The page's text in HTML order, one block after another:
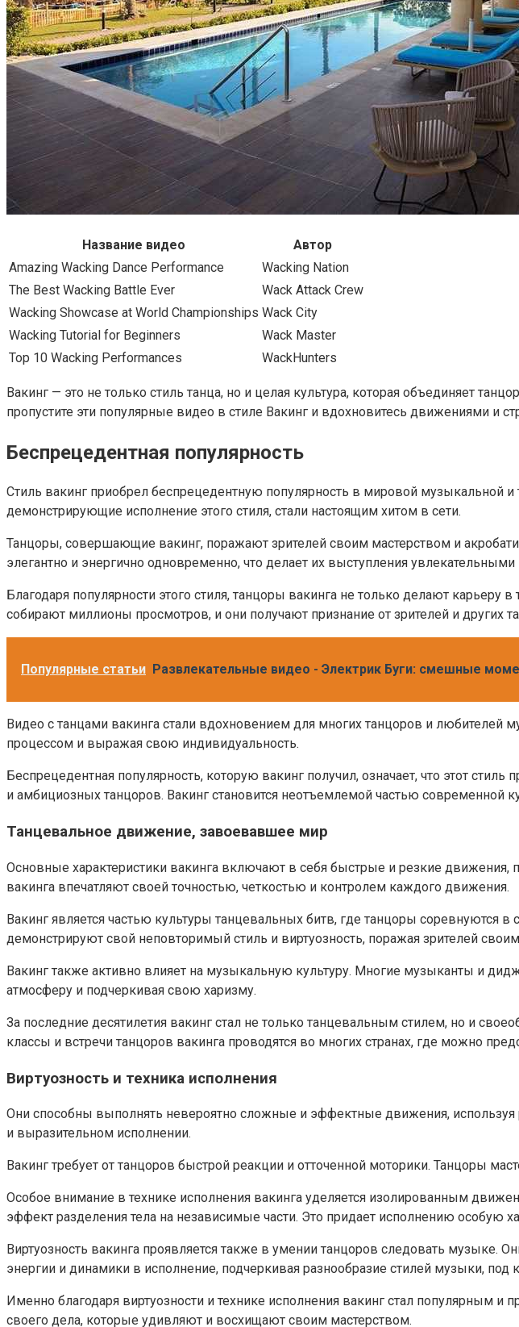
Название видео
Автор
Amazing Wacking Dance Performance
Wacking Nation
The Best Wacking Battle Ever
Wack Attack Crew
Wacking Showcase at World Championships Wack City
Wacking Tutorial for Beginners
Wack Master
Top 10 Wacking Performances
WackHunters
Вакинг — это не только стиль танца, но и целая культура, которая объединяет
пропустите эти популярные видео в стиле Вакинг и вдохновитесь движениями и
Беспрецедентная популярность
Стиль вакинг приобрел беспрецедентную популярность в мировой музыкальной и
демонстрирующие исполнение этого стиля, стали настоящим хитом в сети.
Танцоры, совершающие вакинг, поражают зрителей своим мастерством и
элегантно и энергично одновременно, что делает их выступления
Благодаря популярности этого стиля, танцоры вакинга не только делают
собирают миллионы просмотров, и они получают признание от зрителей и других
Популярные статьи Развлекательные видео - Электрик Буги: смешные
Видео с танцами вакинга стали вдохновением для многих танцоров и любителей
процессом и выражая свою индивидуальность.
Беспрецедентная популярность, которую вакинг получил, означает, что этот
и амбициозных танцоров. Вакинг становится неотъемлемой частью современной
Танцевальное движение, завоевавшее мир
Основные характеристики вакинга включают в себя быстрые и резкие
вакинга впечатляют своей точностью, четкостью и контролем каждого движения.
Вакинг является частью культуры танцевальных битв, где танцоры соревнуются
демонстрируют свой неповторимый стиль и виртуозность, поражая зрителей
Вакинг также активно влияет на музыкальную культуру. Многие музыканты и
атмосферу и подчеркивая свою харизму.
За последние десятилетия вакинг стал не только танцевальным стилем, но и
классы и встречи танцоров вакинга проводятся во многих странах, где можно
Виртуозность и техника исполнения
Они способны выполнять невероятно сложные и эффектные движения, используя
и выразительном исполнении.
Вакинг требует от танцоров быстрой реакции и отточенной моторики. Танцоры
Особое внимание в технике исполнения вакинга уделяется изолированным
эффект разделения тела на независимые части. Это придает исполнению особую
Виртуозность вакинга проявляется также в умении танцоров следовать музыке.
энергии и динамики в исполнение, подчеркивая разнообразие стилей музыки, под
Именно благодаря виртуозности и технике исполнения вакинг стал популярным
своего дела, которые удивляют и восхищают своим мастерством.